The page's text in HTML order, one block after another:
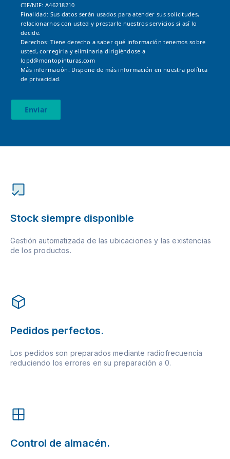
CIF/NIF: A46218210
Finalidad: Sus datos serán usados para atender sus solicitudes,
relacionarnos con usted y prestarle nuestros servicios si así lo
decide.
Derechos: Tiene derecho a saber qué información tenemos sobre
usted, corregirla y eliminarla dirigiéndose a
lopd@montopinturas.com
Más información: Dispone de más información en nuestra política
de privacidad.
Enviar
Stock siempre disponible
Gestión automatizada de las ubicaciones y las existencias
de los productos.
Pedidos perfectos.
Los pedidos son preparados mediante radiofrecuencia
reduciendo los errores en su preparación a 0.
Control de almacén.